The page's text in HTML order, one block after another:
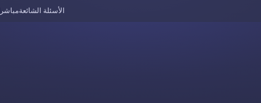
مباشرالأسئلة الشائعة